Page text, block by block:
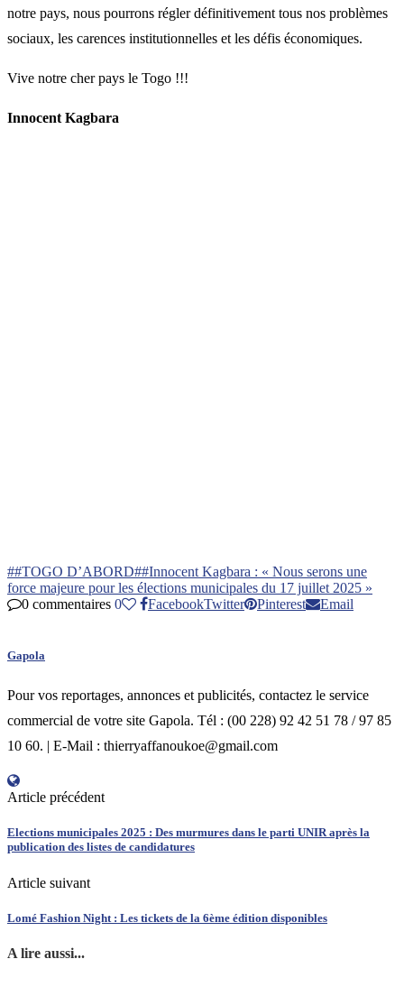
notre pays, nous pourrons régler définitivement tous nos problèmes
sociaux, les carences institutionnelles et les défis économiques.
Vive notre cher pays le Togo !!!
Innocent Kagbara
##TOGO D’ABORD##Innocent Kagbara : « Nous serons une
force majeure pour les élections municipales du 17 juillet 2025 »
0 commentaires 0 FacebookTwitter Pinterest Email
Gapola
Pour vos reportages, annonces et publicités, contactez le service
commercial de votre site Gapola. Tél : (00 228) 92 42 51 78 / 97 85
10 60. | E-Mail : thierryaffanoukoe@gmail.com
Article précédent
Elections municipales 2025 : Des murmures dans le parti UNIR après la
publication des listes de candidatures
Article suivant
Lomé Fashion Night : Les tickets de la 6ème édition disponibles
A lire aussi...